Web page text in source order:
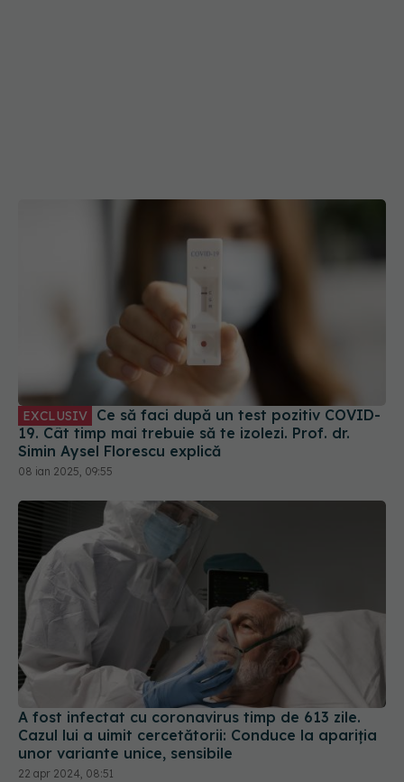
EXCLUSIV Ce să faci după un test pozitiv COVID-
19. Cât timp mai trebuie să te izolezi. Prof. dr.
Simin Aysel Florescu explică
08 ian 2025, 09:55
A fost infectat cu coronavirus timp de 613 zile.
Cazul lui a uimit cercetătorii: Conduce la apariția
unor variante unice, sensibile
22 apr 2024, 08:51